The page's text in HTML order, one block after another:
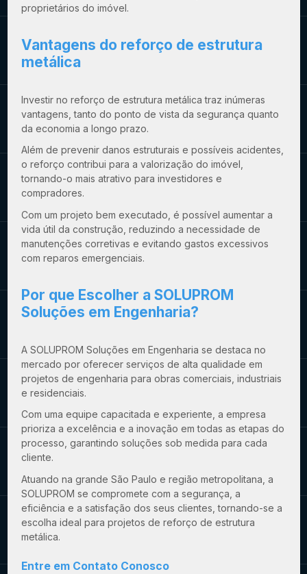
proprietários do imóvel.
Vantagens do reforço de estrutura
metálica
Investir no reforço de estrutura metálica traz inúmeras
vantagens, tanto do ponto de vista da segurança quanto
da economia a longo prazo.
Além de prevenir danos estruturais e possíveis acidentes,
o reforço contribui para a valorização do imóvel,
tornando-o mais atrativo para investidores e
compradores.
Com um projeto bem executado, é possível aumentar a
vida útil da construção, reduzindo a necessidade de
manutenções corretivas e evitando gastos excessivos
com reparos emergenciais.
Por que Escolher a SOLUPROM
Soluções em Engenharia?
A SOLUPROM Soluções em Engenharia se destaca no
mercado por oferecer serviços de alta qualidade em
projetos de engenharia para obras comerciais, industriais
e residenciais.
Com uma equipe capacitada e experiente, a empresa
prioriza a excelência e a inovação em todas as etapas do
processo, garantindo soluções sob medida para cada
cliente.
Atuando na grande São Paulo e região metropolitana, a
SOLUPROM se compromete com a segurança, a
eficiência e a satisfação dos seus clientes, tornando-se a
escolha ideal para projetos de reforço de estrutura
metálica.
Entre em Contato Conosco